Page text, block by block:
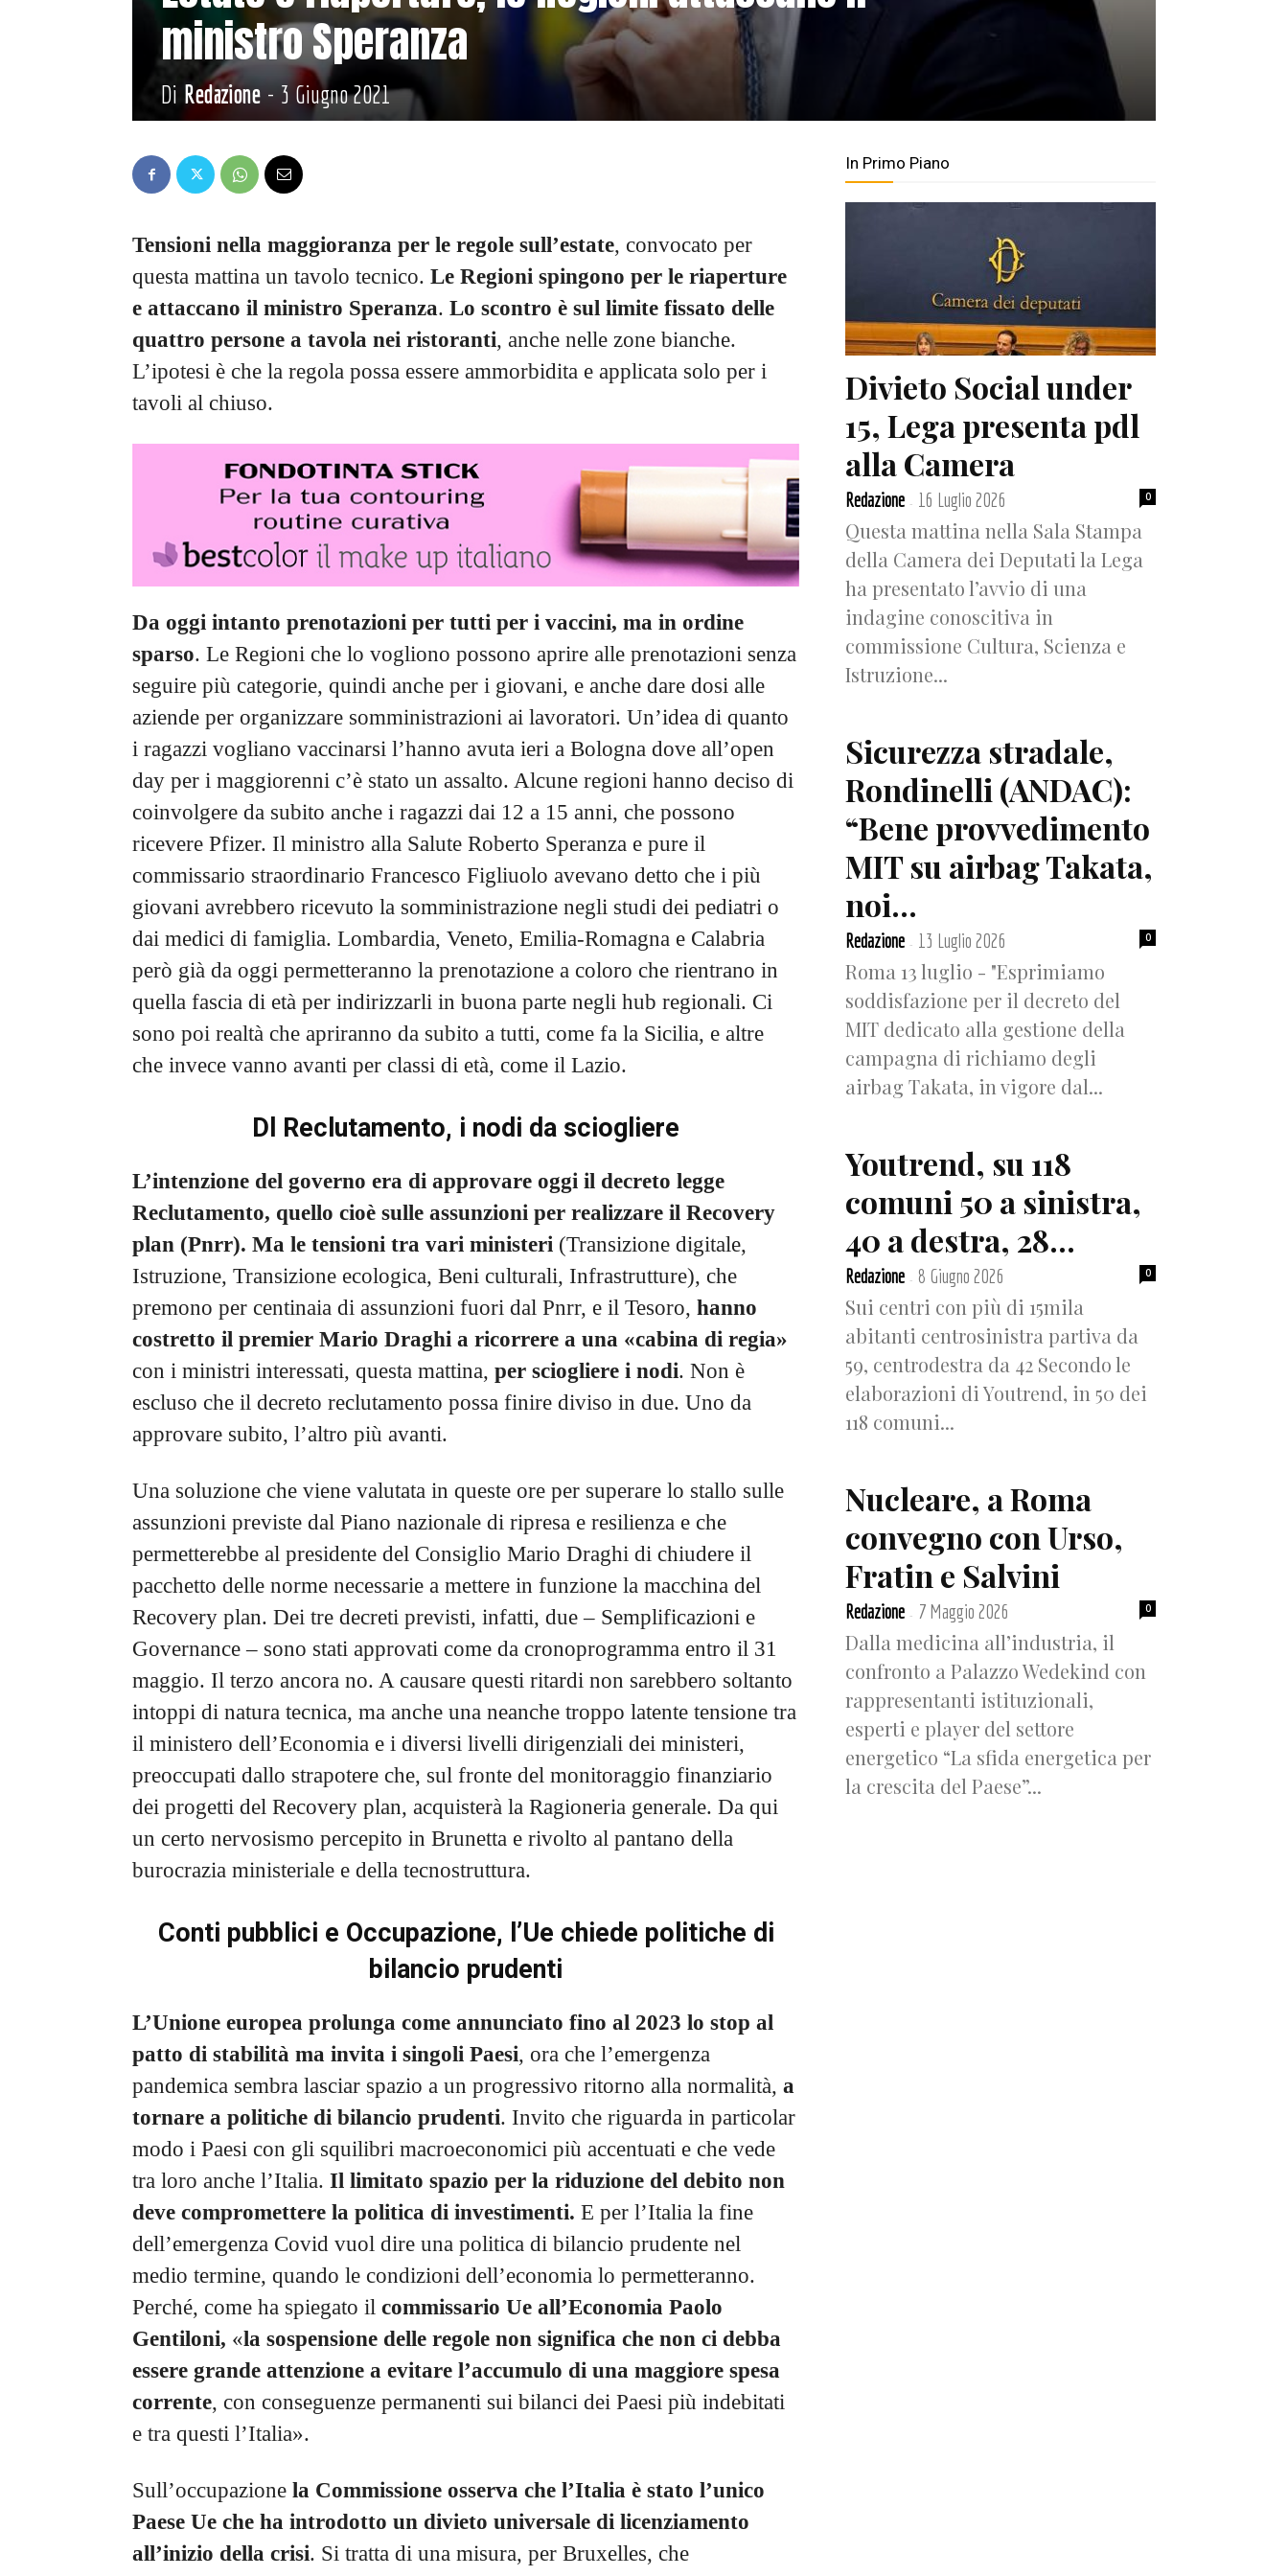
ministro Speranza
Di Redazione - 3 Giugno 2021
Tensioni nella maggioranza per le regole sull’estate, convocato per
questa mattina un tavolo tecnico. Le Regioni spingono per le riaperture
e attaccano il ministro Speranza. Lo scontro è sul limite fissato delle
quattro persone a tavola nei ristoranti, anche nelle zone bianche.
L’ipotesi è che la regola possa essere ammorbidita e applicata solo per i
tavoli al chiuso.
Da oggi intanto prenotazioni per tutti per i vaccini, ma in ordine
sparso. Le Regioni che lo vogliono possono aprire alle prenotazioni senza
seguire più categorie, quindi anche per i giovani, e anche dare dosi alle
aziende per organizzare somministrazioni ai lavoratori. Un’idea di quanto
i ragazzi vogliano vaccinarsi l’hanno avuta ieri a Bologna dove all’open
day per i maggiorenni c’è stato un assalto. Alcune regioni hanno deciso di
coinvolgere da subito anche i ragazzi dai 12 a 15 anni, che possono
ricevere Pfizer. Il ministro alla Salute Roberto Speranza e pure il
commissario straordinario Francesco Figliuolo avevano detto che i più
giovani avrebbero ricevuto la somministrazione negli studi dei pediatri o
dai medici di famiglia. Lombardia, Veneto, Emilia-Romagna e Calabria
però già da oggi permetteranno la prenotazione a coloro che rientrano in
quella fascia di età per indirizzarli in buona parte negli hub regionali. Ci
sono poi realtà che apriranno da subito a tutti, come fa la Sicilia, e altre
che invece vanno avanti per classi di età, come il Lazio.
Dl Reclutamento, i nodi da sciogliere
L’intenzione del governo era di approvare oggi il decreto legge
Reclutamento, quello cioè sulle assunzioni per realizzare il Recovery
plan (Pnrr). Ma le tensioni tra vari ministeri (Transizione digitale,
Istruzione, Transizione ecologica, Beni culturali, Infrastrutture), che
premono per centinaia di assunzioni fuori dal Pnrr, e il Tesoro, hanno
costretto il premier Mario Draghi a ricorrere a una «cabina di regia»
con i ministri interessati, questa mattina, per sciogliere i nodi. Non è
escluso che il decreto reclutamento possa finire diviso in due. Uno da
approvare subito, l’altro più avanti.
Una soluzione che viene valutata in queste ore per superare lo stallo sulle
assunzioni previste dal Piano nazionale di ripresa e resilienza e che
permetterebbe al presidente del Consiglio Mario Draghi di chiudere il
pacchetto delle norme necessarie a mettere in funzione la macchina del
Recovery plan. Dei tre decreti previsti, infatti, due – Semplificazioni e
Governance – sono stati approvati come da cronoprogramma entro il 31
maggio. Il terzo ancora no. A causare questi ritardi non sarebbero soltanto
intoppi di natura tecnica, ma anche una neanche troppo latente tensione tra
il ministero dell’Economia e i diversi livelli dirigenziali dei ministeri,
preoccupati dallo strapotere che, sul fronte del monitoraggio finanziario
dei progetti del Recovery plan, acquisterà la Ragioneria generale. Da qui
un certo nervosismo percepito in Brunetta e rivolto al pantano della
burocrazia ministeriale e della tecnostruttura.
Conti pubblici e Occupazione, l’Ue chiede politiche di
bilancio prudenti
L’Unione europea prolunga come annunciato fino al 2023 lo stop al
patto di stabilità ma invita i singoli Paesi, ora che l’emergenza
pandemica sembra lasciar spazio a un progressivo ritorno alla normalità, a
tornare a politiche di bilancio prudenti. Invito che riguarda in particolar
modo i Paesi con gli squilibri macroeconomici più accentuati e che vede
tra loro anche l’Italia. Il limitato spazio per la riduzione del debito non
deve compromettere la politica di investimenti. E per l’Italia la fine
dell’emergenza Covid vuol dire una politica di bilancio prudente nel
medio termine, quando le condizioni dell’economia lo permetteranno.
Perché, come ha spiegato il commissario Ue all’Economia Paolo
Gentiloni, «la sospensione delle regole non significa che non ci debba
essere grande attenzione a evitare l’accumulo di una maggiore spesa
corrente, con conseguenze permanenti sui bilanci dei Paesi più indebitati
e tra questi l’Italia».
Sull’occupazione la Commissione osserva che l’Italia è stato l’unico
Paese Ue che ha introdotto un divieto universale di licenziamento
all’inizio della crisi. Si tratta di una misura, per Bruxelles, che
In Primo Piano
Divieto Social under
15, Lega presenta pdl
alla Camera
Redazione - 16 Luglio 2026 0
Questa mattina nella Sala Stampa
della Camera dei Deputati la Lega
ha presentato l’avvio di una
indagine conoscitiva in
commissione Cultura, Scienza e
Istruzione...
Sicurezza stradale,
Rondinelli (ANDAC):
“Bene provvedimento
MIT su airbag Takata,
noi...
Redazione - 13 Luglio 2026 0
Roma 13 luglio - "Esprimiamo
soddisfazione per il decreto del
MIT dedicato alla gestione della
campagna di richiamo degli
airbag Takata, in vigore dal...
Youtrend, su 118
comuni 50 a sinistra,
40 a destra, 28...
Redazione - 8 Giugno 2026 0
Sui centri con più di 15mila
abitanti centrosinistra partiva da
59, centrodestra da 42 Secondo le
elaborazioni di Youtrend, in 50 dei
118 comuni...
Nucleare, a Roma
convegno con Urso,
Fratin e Salvini
Redazione - 7 Maggio 2026 0
Dalla medicina all’industria, il
confronto a Palazzo Wedekind con
rappresentanti istituzionali,
esperti e player del settore
energetico “La sfida energetica per
la crescita del Paese”...